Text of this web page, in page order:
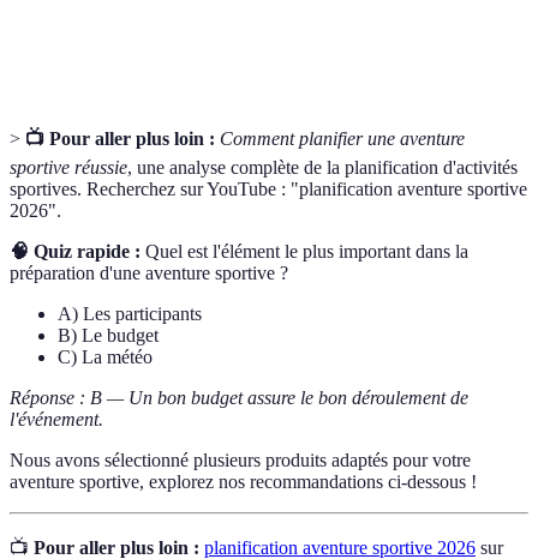
> 📺 Pour aller plus loin : Comment planifier une aventure
sportive réussie, une analyse complète de la planification d'activités
sportives. Recherchez sur YouTube : "planification aventure sportive
2026".
🧠 Quiz rapide : Quel est l'élément le plus important dans la
préparation d'une aventure sportive ?
A) Les participants
B) Le budget
C) La météo
Réponse : B — Un bon budget assure le bon déroulement de
l'événement.
Nous avons sélectionné plusieurs produits adaptés pour votre
aventure sportive, explorez nos recommandations ci-dessous !
📺 Pour aller plus loin : planification aventure sportive 2026 sur